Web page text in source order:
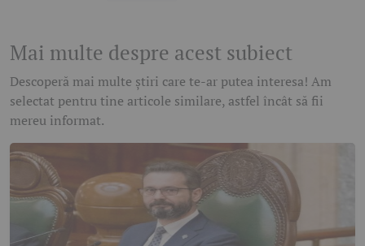
Mai multe despre acest subiect
Descoperă mai multe știri care te-ar putea interesa! Am
selectat pentru tine articole similare, astfel încât să fii
mereu informat.